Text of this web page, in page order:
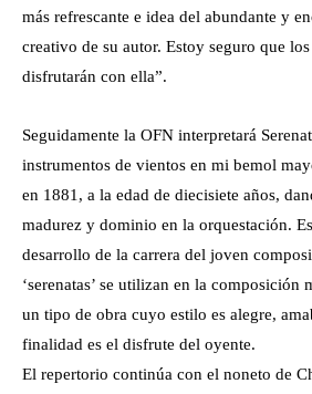
más refrescante e idea del abundante y
creativo de su autor. Estoy seguro que
disfrutarán con ella”.
Seguidamente la OFN interpretará
instrumentos de vientos en mi bemol
en 1881, a la edad de diecisiete años,
madurez y dominio en la orquestación.
desarrollo de la carrera del joven
‘serenatas’ se utilizan en la composición
un tipo de obra cuyo estilo es alegre,
finalidad es el disfrute del oyente​.
El repertorio continúa con el noneto de